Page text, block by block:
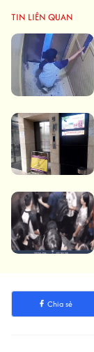
TIN LIÊN QUAN
Chia sẻ